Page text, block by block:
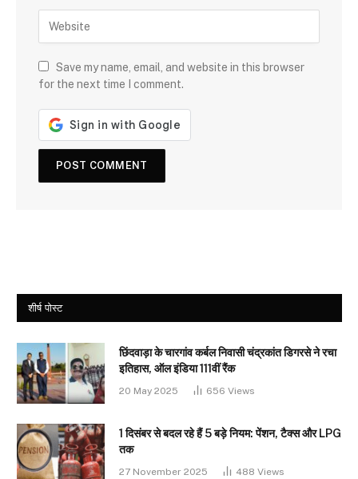
Save my name, email, and website in this browser
for the next time I comment.
शीर्ष पोस्ट
छिंदवाड़ा के चारगांव कर्बल निवासी चंद्रकांत डिगरसे ने रचा
इतिहास, ऑल इंडिया 111वीं रैंक
20 May 2025 656 Views
1 दिसंबर से बदल रहे हैं 5 बड़े नियम: पेंशन, टैक्स और LPG
तक
27 November 2025 488 Views